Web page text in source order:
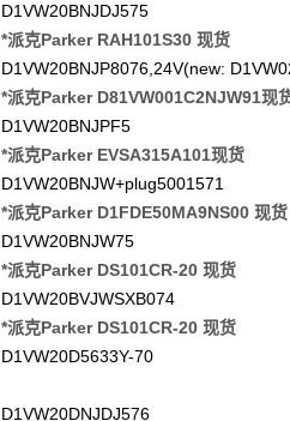
D1VW20BNJDJ575
*派克Parker RAH101S30 现货
D1VW20BNJP8076,24V(new:
*派克Parker D81VW001C2NJW91现
D1VW20BNJPF5
*派克Parker EVSA315A101现货
D1VW20BNJW+plug5001571
*派克Parker D1FDE50MA9NS00 现货
D1VW20BNJW75
*派克Parker DS101CR-20 现货
D1VW20BVJWSXB074
*派克Parker DS101CR-20 现货
D1VW20D5633Y-70
D1VW20DNJDJ576